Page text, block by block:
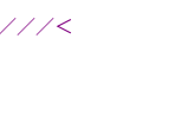
／／＜